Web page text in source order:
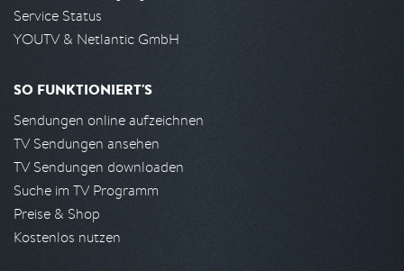
Service Status
YOUTV & Netlantic GmbH
SO FUNKTIONIERT'S
Sendungen online aufzeichnen
TV Sendungen ansehen
TV Sendungen downloaden
Suche im TV Programm
Preise & Shop
Kostenlos nutzen